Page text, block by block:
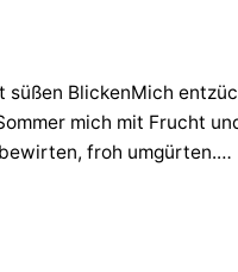
süßen BlickenMich
mich mit Frucht
froh umgürten.…